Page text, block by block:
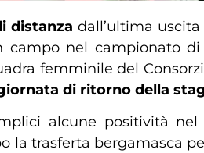
distanza dall’ultima
campo nel campionato
femminile del
di ritorno della
alcune positività
trasferta bergamasca